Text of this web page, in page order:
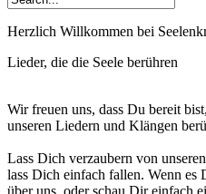
Herzlich Willkommen bei
Lieder, die die Seele berühren
Wir freuen uns, dass Du bereit
unseren Liedern und Klängen
Lass Dich verzaubern von
lass Dich einfach fallen. Wenn es
über uns, oder schau Dir einfach